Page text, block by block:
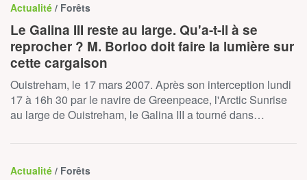
Actualité / Forêts
Le Galina III reste au large. Qu'a-t-il à se
reprocher ? M. Borloo doit faire la lumière sur
cette cargaison
Ouistreham, le 17 mars 2007. Après son interception lundi
17 à 16h 30 par le navire de Greenpeace, l'Arctic Sunrise
au large de Ouistreham, le Galina III a tourné dans…
Actualité / Forêts